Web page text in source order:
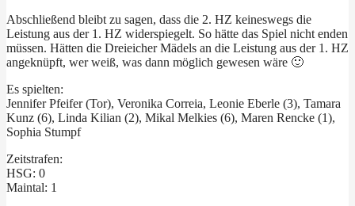
Abschließend bleibt zu sagen, dass die 2. HZ keineswegs die
Leistung aus der 1. HZ widerspiegelt. So hätte das Spiel nicht enden
müssen. Hätten die Dreieicher Mädels an die Leistung aus der 1. HZ
angeknüpft, wer weiß, was dann möglich gewesen wäre 🙂
Es spielten:
Jennifer Pfeifer (Tor), Veronika Correia, Leonie Eberle (3), Tamara
Kunz (6), Linda Kilian (2), Mikal Melkies (6), Maren Rencke (1),
Sophia Stumpf
Zeitstrafen:
HSG: 0
Maintal: 1